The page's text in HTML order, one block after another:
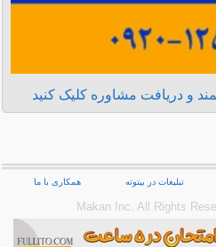
و دریافت مشاوره کلیک کنید
تبلیغات در بیتوته همکاری با ما
Makan Inc.‎ All Rights